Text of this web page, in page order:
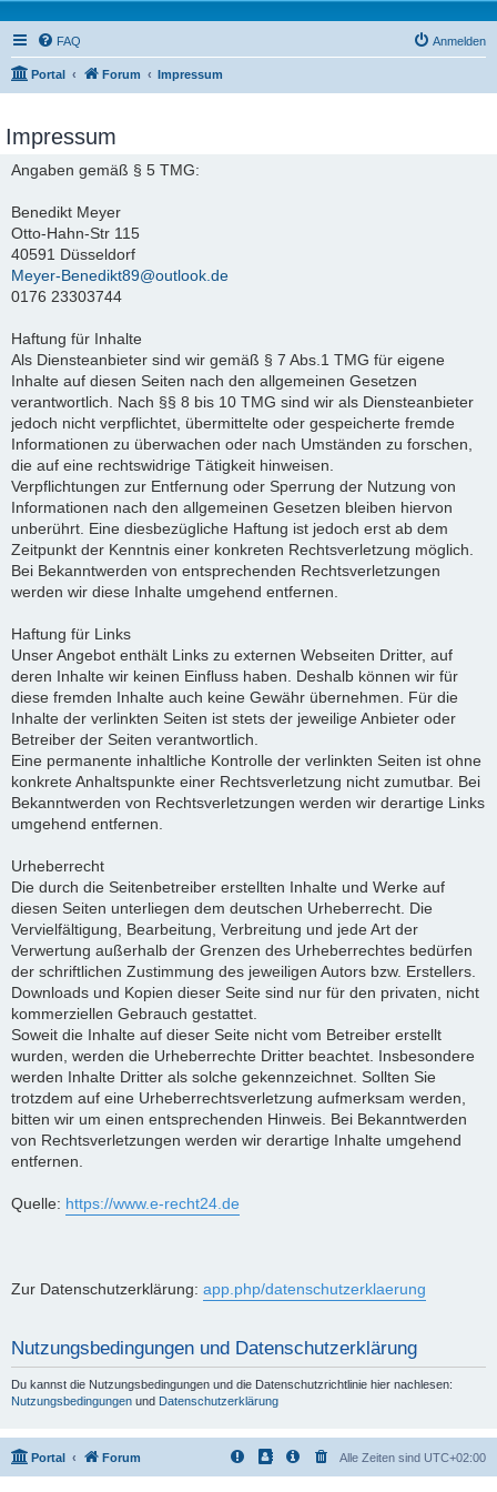
FAQ Anmelden
Portal Forum Impressum
Impressum
Angaben gemäß § 5 TMG:
Benedikt Meyer
Otto-Hahn-Str 115
40591 Düsseldorf
Meyer-Benedikt89@outlook.de
0176 23303744
Haftung für Inhalte
Als Diensteanbieter sind wir gemäß § 7 Abs.1 TMG für eigene
Inhalte auf diesen Seiten nach den allgemeinen Gesetzen
verantwortlich. Nach §§ 8 bis 10 TMG sind wir als Diensteanbieter
jedoch nicht verpflichtet, übermittelte oder gespeicherte fremde
Informationen zu überwachen oder nach Umständen zu forschen,
die auf eine rechtswidrige Tätigkeit hinweisen.
Verpflichtungen zur Entfernung oder Sperrung der Nutzung von
Informationen nach den allgemeinen Gesetzen bleiben hiervon
unberührt. Eine diesbezügliche Haftung ist jedoch erst ab dem
Zeitpunkt der Kenntnis einer konkreten Rechtsverletzung möglich.
Bei Bekanntwerden von entsprechenden Rechtsverletzungen
werden wir diese Inhalte umgehend entfernen.
Haftung für Links
Unser Angebot enthält Links zu externen Webseiten Dritter, auf
deren Inhalte wir keinen Einfluss haben. Deshalb können wir für
diese fremden Inhalte auch keine Gewähr übernehmen. Für die
Inhalte der verlinkten Seiten ist stets der jeweilige Anbieter oder
Betreiber der Seiten verantwortlich.
Eine permanente inhaltliche Kontrolle der verlinkten Seiten ist ohne
konkrete Anhaltspunkte einer Rechtsverletzung nicht zumutbar. Bei
Bekanntwerden von Rechtsverletzungen werden wir derartige Links
umgehend entfernen.
Urheberrecht
Die durch die Seitenbetreiber erstellten Inhalte und Werke auf
diesen Seiten unterliegen dem deutschen Urheberrecht. Die
Vervielfältigung, Bearbeitung, Verbreitung und jede Art der
Verwertung außerhalb der Grenzen des Urheberrechtes bedürfen
der schriftlichen Zustimmung des jeweiligen Autors bzw. Erstellers.
Downloads und Kopien dieser Seite sind nur für den privaten, nicht
kommerziellen Gebrauch gestattet.
Soweit die Inhalte auf dieser Seite nicht vom Betreiber erstellt
wurden, werden die Urheberrechte Dritter beachtet. Insbesondere
werden Inhalte Dritter als solche gekennzeichnet. Sollten Sie
trotzdem auf eine Urheberrechtsverletzung aufmerksam werden,
bitten wir um einen entsprechenden Hinweis. Bei Bekanntwerden
von Rechtsverletzungen werden wir derartige Inhalte umgehend
entfernen.
Quelle: https://www.e-recht24.de
Zur Datenschutzerklärung: app.php/datenschutzerklaerung
Nutzungsbedingungen und Datenschutzerklärung
Du kannst die Nutzungsbedingungen und die Datenschutzrichtlinie hier nachlesen:
Nutzungsbedingungen und Datenschutzerklärung
Portal Forum Alle Zeiten sind UTC+02:00